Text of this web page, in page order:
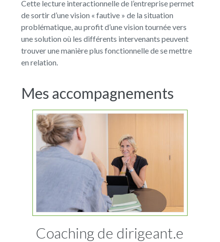
Cette lecture interactionnelle de l’entreprise permet
de sortir d’une vision « fautive » de la situation
problématique, au profit d’une vision tournée vers
une solution où les différents intervenants peuvent
trouver une manière plus fonctionnelle de se mettre
en relation.
Mes accompagnements
Coaching de dirigeant.e